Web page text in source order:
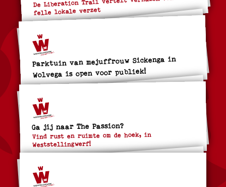
felle lokale verzet
Parktuin van mejuffrouw Sickenga in
Wolvega is open voor publiek!
Ga jij naar The Passion?
Vind rust en ruimte om de hoek, in
Weststellingwerf!